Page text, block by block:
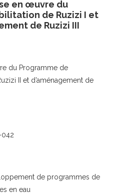
en œuvre du
de Ruzizi I et
de Ruzizi III
du Programme de
II et d’aménagement de
042
de programmes de
en eau